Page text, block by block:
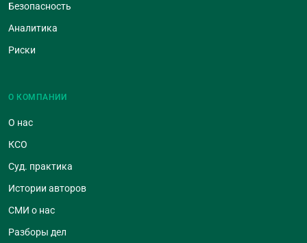
Безопасность
Аналитика
Риски
О КОМПАНИИ
О нас
КСО
Суд. практика
Истории авторов
СМИ о нас
Разборы дел